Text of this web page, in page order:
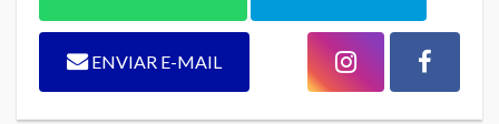
ENVIAR E-MAIL